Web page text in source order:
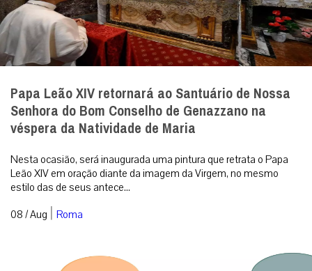
Papa Leão XIV retornará ao Santuário de Nossa
Senhora do Bom Conselho de Genazzano na
véspera da Natividade de Maria
Nesta ocasião, será inaugurada uma pintura que retrata o Papa
Leão XIV em oração diante da imagem da Virgem, no mesmo
estilo das de seus antece...
08 / Aug | Roma